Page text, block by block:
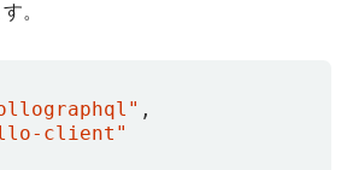
。
,
client"